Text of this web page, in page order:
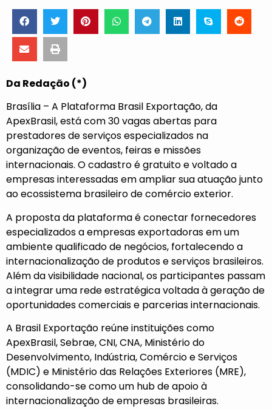
Da Redação (*)
Brasília – A Plataforma Brasil Exportação, da
ApexBrasil, está com 30 vagas abertas para
prestadores de serviços especializados na
organização de eventos, feiras e missões
internacionais. O cadastro é gratuito e voltado a
empresas interessadas em ampliar sua atuação junto
ao ecossistema brasileiro de comércio exterior.
A proposta da plataforma é conectar fornecedores
especializados a empresas exportadoras em um
ambiente qualificado de negócios, fortalecendo a
internacionalização de produtos e serviços brasileiros.
Além da visibilidade nacional, os participantes passam
a integrar uma rede estratégica voltada à geração de
oportunidades comerciais e parcerias internacionais.
A Brasil Exportação reúne instituições como
ApexBrasil, Sebrae, CNI, CNA, Ministério do
Desenvolvimento, Indústria, Comércio e Serviços
(MDIC) e Ministério das Relações Exteriores (MRE),
consolidando-se como um hub de apoio à
internacionalização de empresas brasileiras.